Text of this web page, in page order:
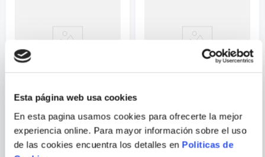
Esta página web usa cookies
En esta pagina usamos cookies para ofrecerte la mejor
experiencia online. Para mayor información sobre el uso
de las cookies encuentra los detalles en Politicas de
Correo electrónico
JONATHAN SWIFT
VIAJES DE GULLIVER
JACOB Y WILHELM
GRIMM
EL SASTRE QUE LLEGO AL
CIELO Y OTROS CUENTOS